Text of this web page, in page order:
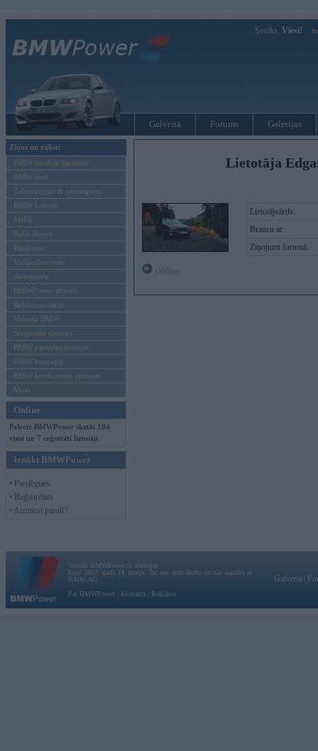
Sveiks, Viesi!
Galvenā Forums Galerijas
Ziņas un raksti
BMW modeļu jaunumi
BMW testi
Tehnoloģijas & sasniegumi
BMW Latvijā
MINI
Rolls-Royce
Pasākumi
Vadāmības tests
Autosports
BMWPower aktuāli
Reklāmas raksti
Mēneša BMW
Sērijveida tūnings
BMW pasaules jaunumi
BMW koncepti
BMW konkurentu jaunumi
Moto
Online
Pašreiz BMWPower skatās 184
viesi un 7 reģistrēti lietotāji.
Ienākt BMWPower
• Pieslēgties
• Reģistrēties
• Aizmirsi paroli?
Lietotāja
Lietotājvārds:
Braucu ar:
Ziņojumi forumā:
Vortāls BMWPower.lv darbojas
kopš 2002. gada 14. maija. Tas nav auto klubs un nav saistīts ar
BMW AG.
Par BMWPower
Kontakti Reklāma
Galvena